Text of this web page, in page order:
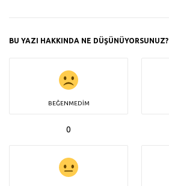
BU YAZI HAKKINDA NE DÜŞÜNÜYORSUNUZ?
BEĞENMEDIM
0